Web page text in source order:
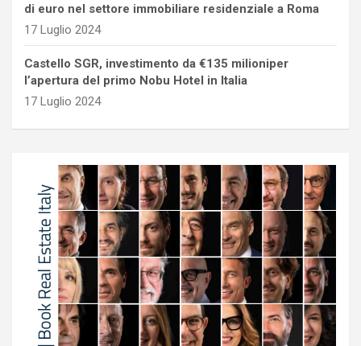
di euro nel settore immobiliare residenziale a Roma
17 Luglio 2024
Castello SGR, investimento da €135 milioniper
l’apertura del primo Nobu Hotel in Italia
17 Luglio 2024